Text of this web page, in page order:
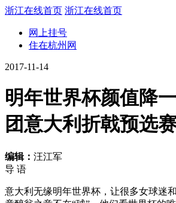
浙江在线首页 浙江在线首页
网上挂号
住在杭州网
2017-11-14
明年世界杯颜值降
团意大利折戟预选
编辑： 汪江军
导 语
意大利无缘明年世界杯，让很多女球迷